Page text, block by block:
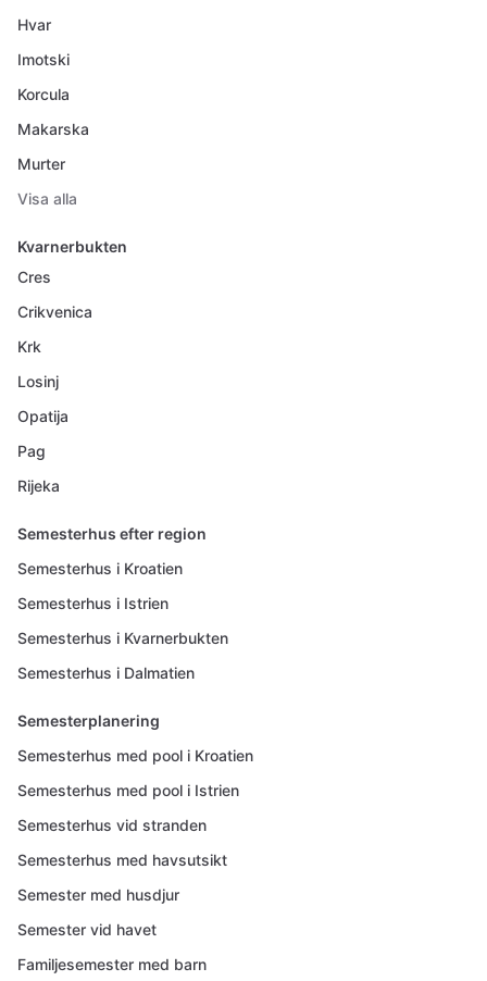
Hvar
Imotski
Korcula
Makarska
Murter
Visa alla
Kvarnerbukten
Cres
Crikvenica
Krk
Losinj
Opatija
Pag
Rijeka
Semesterhus efter region
Semesterhus i Kroatien
Semesterhus i Istrien
Semesterhus i Kvarnerbukten
Semesterhus i Dalmatien
Semesterplanering
Semesterhus med pool i Kroatien
Semesterhus med pool i Istrien
Semesterhus vid stranden
Semesterhus med havsutsikt
Semester med husdjur
Semester vid havet
Familjesemester med barn